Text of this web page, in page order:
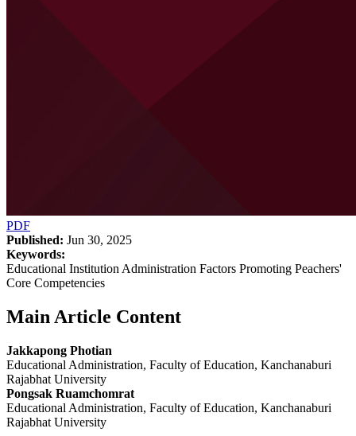
PDF
Published: Jun 30, 2025
Keywords:
Educational Institution Administration Factors Promoting Peachers'
Core Competencies
Main Article Content
Jakkapong Photian
Educational Administration, Faculty of Education, Kanchanaburi
Rajabhat University
Pongsak Ruamchomrat
Educational Administration, Faculty of Education, Kanchanaburi
Rajabhat University